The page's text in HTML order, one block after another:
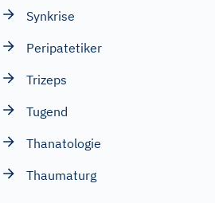
Synkrise
Peripatetiker
Trizeps
Tugend
Thanatologie
Thaumaturg